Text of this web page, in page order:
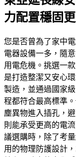
力配置穩固
您是否曾為了家中
電器設備一多，隨
用電危機。挑選一
是打造整潔又安心
製造，並通過國家
程都符合最高標準
塵異物進入插孔，
則能承受更高的電
議選購時，除了考
用的物理防護設計